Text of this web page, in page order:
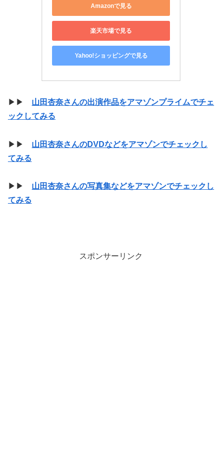
Amazonで見る
楽天市場で見る
Yahoo!ショッピングで見る
▶▶ 山田杏奈さんの出演作品をアマゾンプライムでチェ
ックしてみる
▶▶ 山田杏奈さんのDVDなどをアマゾンでチェックし
てみる
▶▶ 山田杏奈さんの写真集などをアマゾンでチェックし
てみる
スポンサーリンク